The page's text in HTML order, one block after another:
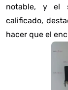
notable, y el
calificado,
hacer que el